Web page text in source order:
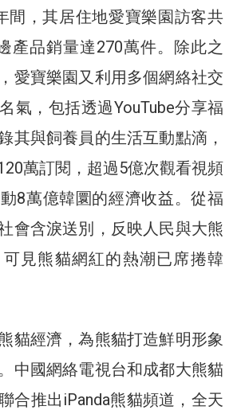
間，其居住地愛寶樂園訪客共
產品銷量達270萬件。除此之
愛寶樂園又利用多個網絡社交
氣，包括透過YouTube分享福
其與飼養員的生活互動點滴，
萬訂閱，超過5億次觀看視頻
8萬億韓圜的經濟收益。從福
會含淚送別，反映人民與大熊
見熊貓網紅的熱潮已席捲韓
貓經濟，為熊貓打造鮮明形象
中國網絡電視台和成都大熊貓
合推出iPanda熊貓頻道，全天